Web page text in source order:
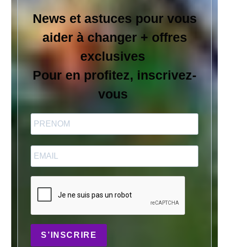
News et astuces pour vous
aider à changer + offres
exclusives
Pour en profitez, inscrivez-
vous
S’INSCRIRE